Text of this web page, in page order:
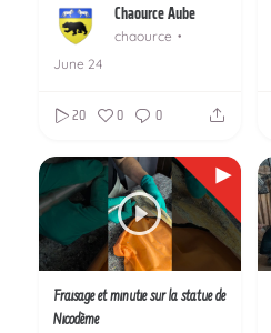
Chaource Aube
chaource
June 24
20 0 0
Fraisage et minutie sur la statue de
Nicodème